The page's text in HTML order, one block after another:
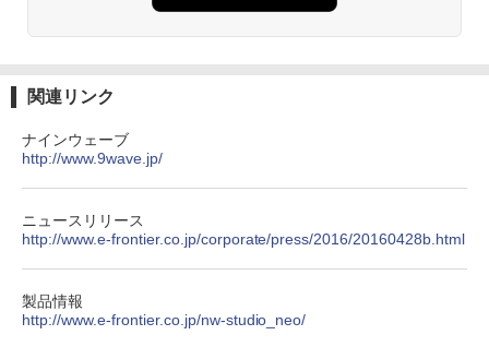
関連リンク
ナインウェーブ
http://www.9wave.jp/
ニュースリリース
http://www.e-frontier.co.jp/corporate/press/2016/20160428b.html
製品情報
http://www.e-frontier.co.jp/nw-studio_neo/